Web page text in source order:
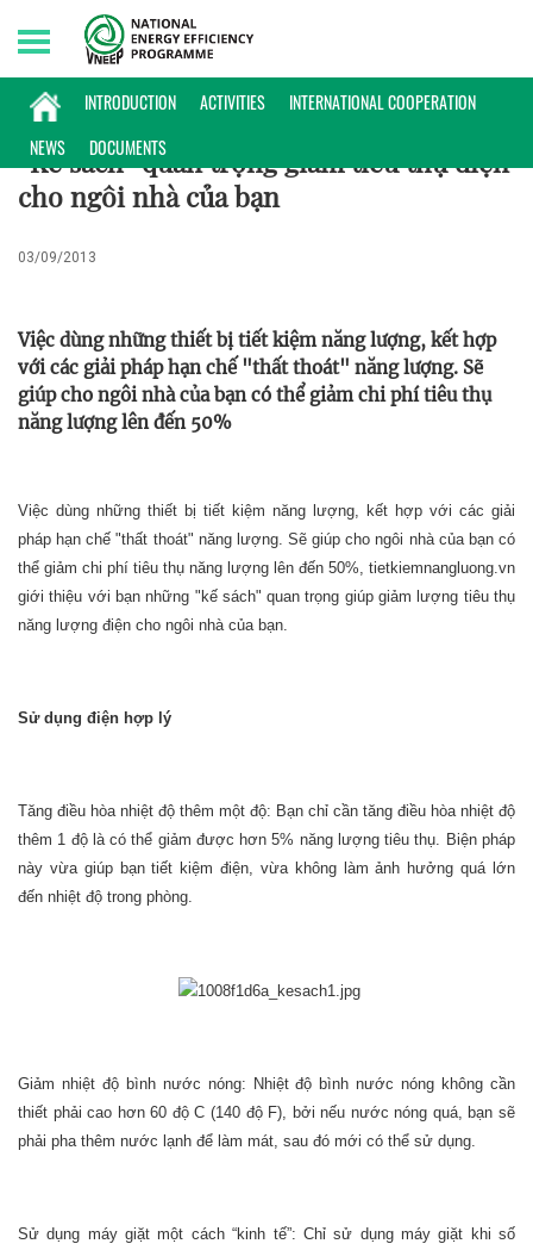
INTRODUCTION ACTIVITIES
INTERNATIONAL COOPERATION
NEWS
DOCUMENTS
Friday, 07/08/2026 | 01:33 GMT+7
PHỔ BIẾN KIẾN THỨC
“Kế sách” quan trọng giảm tiêu thụ điện
cho ngôi nhà của bạn
03/09/2013
Việc dùng những thiết bị tiết kiệm năng lượng, kết hợp
với các giải pháp hạn chế "thất thoát" năng lượng. Sẽ
giúp cho ngôi nhà của bạn có thể giảm chi phí tiêu thụ
năng lượng lên đến 50%
Việc dùng những thiết bị tiết kiệm năng lượng, kết hợp với các giải
pháp hạn chế "thất thoát" năng lượng. Sẽ giúp cho ngôi nhà của bạn có
thể giảm chi phí tiêu thụ năng lượng lên đến 50%, tietkiemnangluong.vn
giới thiệu với bạn những "kế sách" quan trọng giúp giảm lượng tiêu thụ
năng lượng điện cho ngôi nhà của bạn.
Sử dụng điện hợp lý
Tăng điều hòa nhiệt độ thêm một độ: Bạn chỉ cần tăng điều hòa nhiệt độ
thêm 1 độ là có thể giảm được hơn 5% năng lượng tiêu thụ. Biện pháp
này vừa giúp bạn tiết kiệm điện, vừa không làm ảnh hưởng quá lớn
đến nhiệt độ trong phòng.
Giảm nhiệt độ bình nước nóng: Nhiệt độ bình nước nóng không cần
thiết phải cao hơn 60 độ C (140 độ F), bởi nếu nước nóng quá, bạn sẽ
phải pha thêm nước lạnh để làm mát, sau đó mới có thể sử dụng.
Sử dụng máy giặt một cách “kinh tế”: Chỉ sử dụng máy giặt khi số